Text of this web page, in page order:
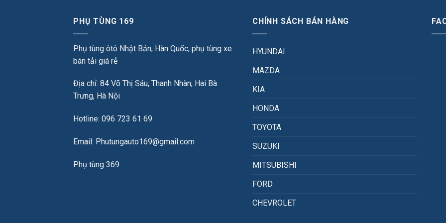
PHỤ TÙNG 169
Phụ tùng ôtô Nhật Bản, Hàn Quốc, phụ tùng xe
bán tải giá rẻ
Địa chỉ: 84 Võ Thị Sáu, Thanh Nhàn, Hai Bà
Trưng, Hà Nội
Hotline: 096 723 61 69
Email: Phutungauto169@gmail.com
Phụ tùng 369
CHÍNH SÁCH BÁN HÀNG
HYUNDAI
MAZDA
KIA
HONDA
TOYOTA
SUZUKI
MITSUBISHI
FORD
CHEVROLET